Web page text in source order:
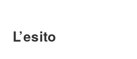
L’esito